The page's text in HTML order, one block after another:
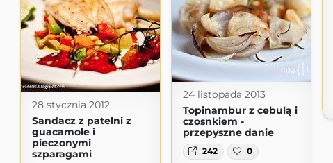
24 listopada 2013
Topinambur z cebulą i
czosnkiem -
przepyszne danie
242 0
28 stycznia 2012
Sandacz z patelni z
guacamole i
pieczonymi
szparagami